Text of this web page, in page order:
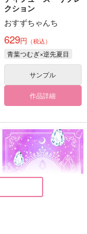
クション
おすずちゃんち
629円 （税込）
青葉つむぎ×逆先夏目
サンプル
作品詳細